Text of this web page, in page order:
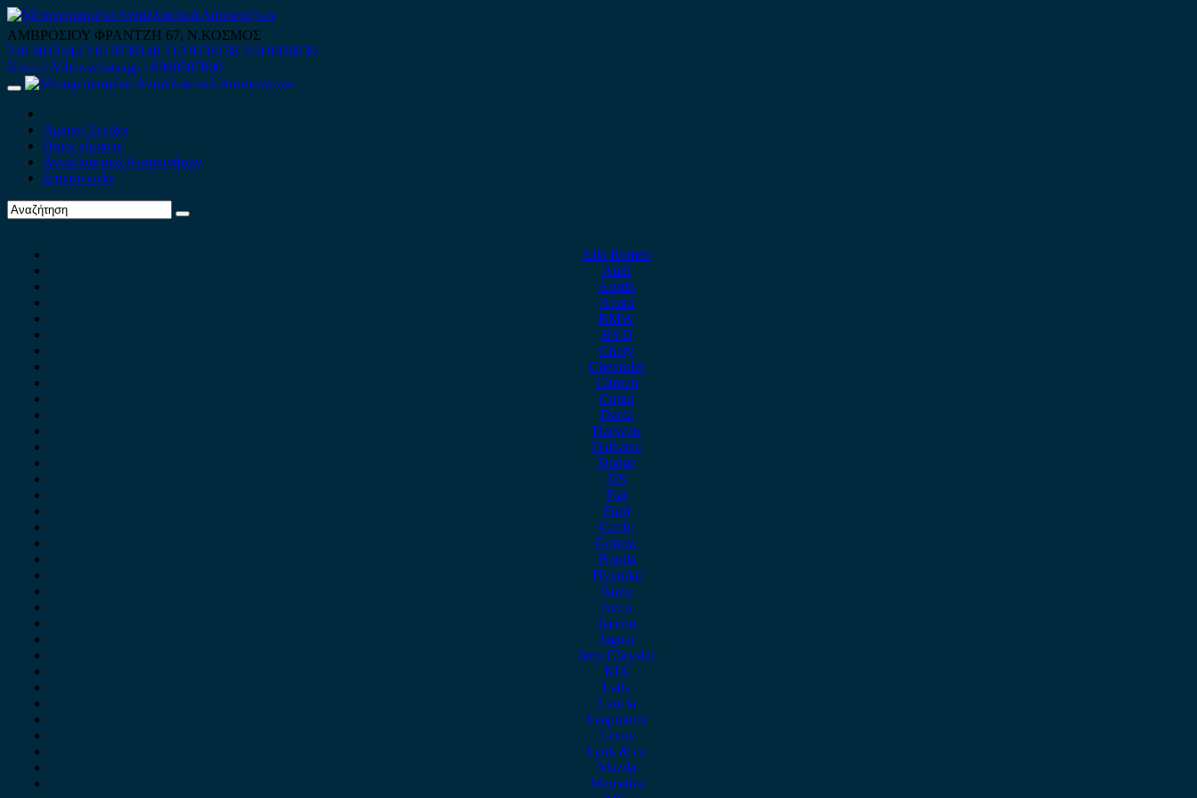
Skip
to
content
ΑΜΒΡΟΣΙΟΥ ΦΡΑΝΤΖΗ 67, Ν.ΚΟΣΜΟΣ
210 9012444 210 9239148 210 9238158 210 9026839
Κινητό-Viber-whatsapp : 6980507900
Primary
Αρχική Σελίδα
Ποιοί είμαστε
Ανταλλακτικά Αυτοκινήτων
Επικοινωνία
Alfa Romeo
Audi
Austin
Acura
BMW
BYD
Chery
Chevrolet
Citroen
Cupra
Dacia
Daewoo
Daihatsu
Dodge
DS
Fiat
Ford
Geely
Gonow
Honda
Hyundai
Isuzu
iveco
Jaecoo
Jaguar
Jeep Chrysler
KIA
Lada
Lancia
Leapmotor
Lexus
Lynk & co
Mazda
Mercedes